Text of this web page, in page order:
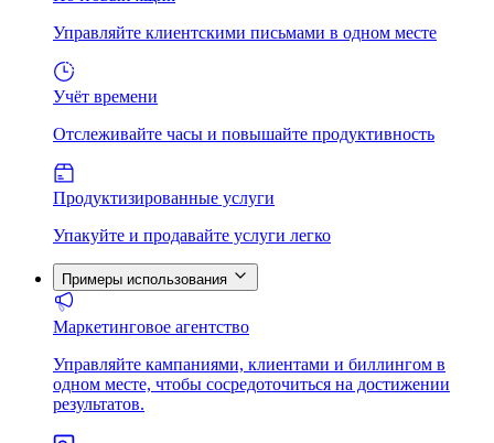
Управляйте клиентскими письмами в одном месте
Учёт времени
Отслеживайте часы и повышайте продуктивность
Продуктизированные услуги
Упакуйте и продавайте услуги легко
Примеры использования
Маркетинговое агентство
Управляйте кампаниями, клиентами и биллингом в
одном месте, чтобы сосредоточиться на достижении
результатов.